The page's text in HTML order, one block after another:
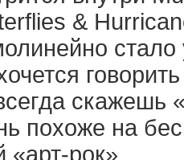
&
скажешь
похоже на
рок».